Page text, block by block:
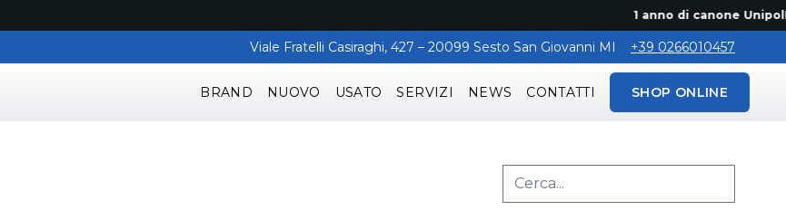
1 anno di canone
Viale Fratelli Casiraghi, 427 – 20099 Sesto San Giovanni MI +39 0266010457
BRAND NUOVO USATO SERVIZI NEWS CONTATTI SHOP ONLINE